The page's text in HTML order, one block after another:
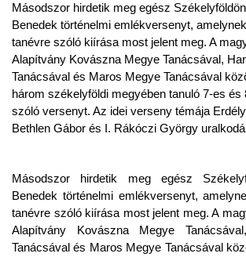
Másodszor hirdetik meg egész
Benedek történelmi emlékversenyt,
tanévre szóló kiírása most jelent meg. A
Alapítvány Kovászna Megye Tanácsával,
Tanácsával és Maros Megye Tanácsával
három székelyföldi megyében tanuló 7-es és
szóló versenyt. Az idei verseny témája
Bethlen Gábor és I. Rákóczi György
Másodszor hirdetik meg egész
Benedek történelmi emlékversenyt,
tanévre szóló kiírása most jelent meg. A
Alapítvány Kovászna Megye
Tanácsával és Maros Megye Tanácsával